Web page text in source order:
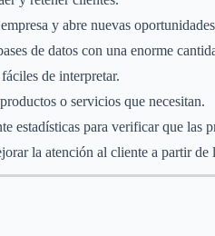
y abre nuevas
de datos con una enorme
de interpretar.
o servicios que necesitan.
estadísticas para verificar que las
la atención al cliente a partir